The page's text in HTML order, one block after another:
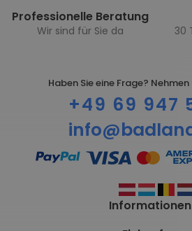
Professionelle Beratung
Wir sind für Sie da 30
Haben Sie eine Frage?
+49 69 947
Informationen